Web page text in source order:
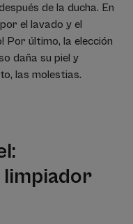
de la ducha. En
el lavado y el
Por último, la elección
daña su piel y
las molestias.